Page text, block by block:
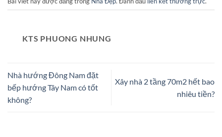
KTS PHUONG NHUNG
Nhà hướng Đông Nam đặt
bếp hướng Tây Nam có tốt
không?
Xây nhà 2 tầng 70m2 hết bao
nhiêu tiền?